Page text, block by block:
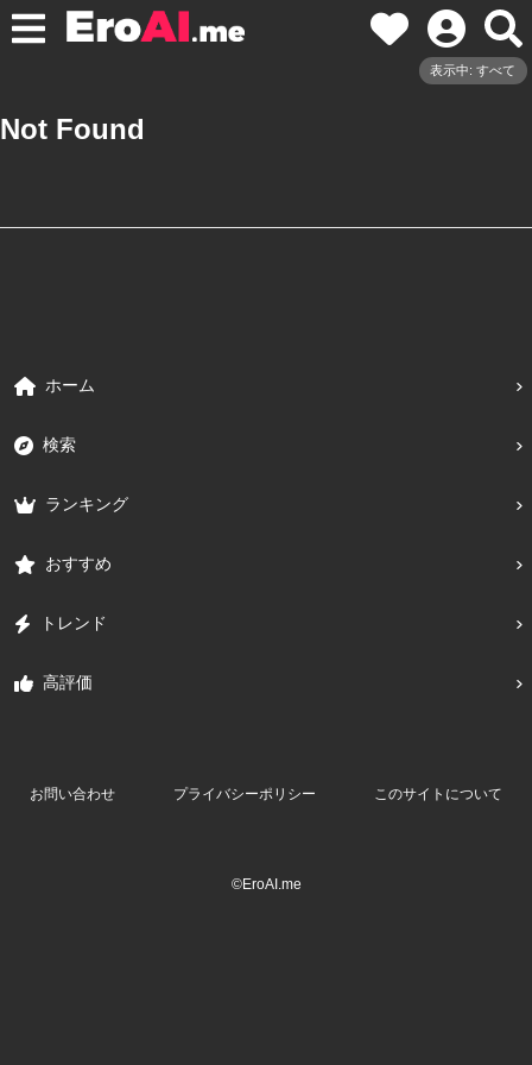
表示中: すべて
Not Found
ホーム
検索
ランキング
おすすめ
トレンド
高評価
お問い合わせ プライバシーポリシー このサイトについて
©EroAI.me